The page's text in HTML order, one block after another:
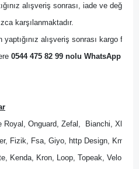
alışveriş sonrası, iade ve
karşılanmaktadır.
yaptığınız alışveriş sonrası kargo
0544 475 82 99 nolu WhatsApp
Royal, Onguard, Zefal,  Bianchi, Xlc,
Fizik, Fsa, Giyo, http Design, Kmc,
Kenda, Kron, Loop, Topeak, Velo,